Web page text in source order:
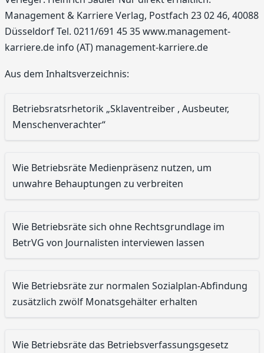
Management & Karriere Verlag, Postfach 23 02 46, 40088
Düsseldorf Tel. 0211/691 45 35 www.management-
karriere.de info (AT) management-karriere.de
Aus dem Inhaltsverzeichnis:
Betriebsratsrhetorik „Sklaventreiber , Ausbeuter,
Menschenverachter“
Wie Betriebsräte Medienpräsenz nutzen, um
unwahre Behauptungen zu verbreiten
Wie Betriebsräte sich ohne Rechtsgrundlage im
BetrVG von Journalisten interviewen lassen
Wie Betriebsräte zur normalen Sozialplan-Abfindung
zusätzlich zwölf Monatsgehälter erhalten
Wie Betriebsräte das Betriebsverfassungsgesetz